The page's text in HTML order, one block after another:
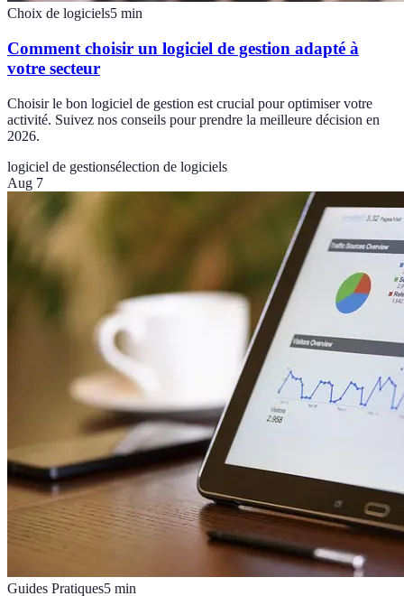
Choix de logiciels5 min
Comment choisir un logiciel de gestion adapté à
votre secteur
Choisir le bon logiciel de gestion est crucial pour optimiser votre
activité. Suivez nos conseils pour prendre la meilleure décision en
2026.
logiciel de gestionsélection de logiciels
Aug 7
Guides Pratiques5 min